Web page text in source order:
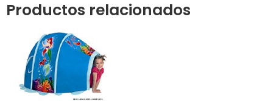
Productos relacionados